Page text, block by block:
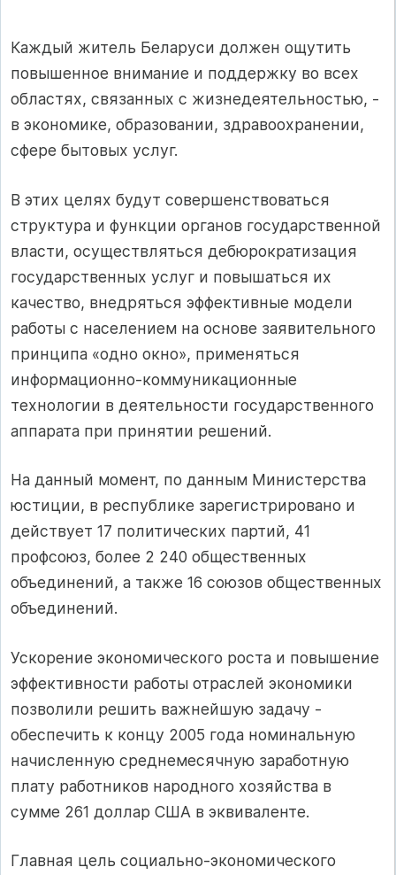
Каждый житель Беларуси должен ощутить
повышенное внимание и поддержку во всех
областях, связанных с жизнедеятельностью, -
в экономике, образовании, здравоохранении,
сфере бытовых услуг.
В этих целях будут совершенствоваться
структура и функции органов государственной
власти, осуществляться дебюрократизация
государственных услуг и повышаться их
качество, внедряться эффективные модели
работы с населением на основе заявительного
принципа «одно окно», применяться
информационно-коммуникационные
технологии в деятельности государственного
аппарата при принятии решений.
На данный момент, по данным Министерства
юстиции, в республике зарегистрировано и
действует 17 политических партий, 41
профсоюз, более 2 240 общественных
объединений, а также 16 союзов общественных
объединений.
Ускорение экономического роста и повышение
эффективности работы отраслей экономики
позволили решить важнейшую задачу -
обеспечить к концу 2005 года номинальную
начисленную среднемесячную заработную
плату работников народного хозяйства в
сумме 261 доллар США в эквиваленте.
Главная цель социально-экономического